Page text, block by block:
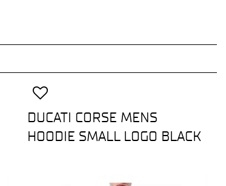
DUCATI CORSE MENS
HOODIE SMALL LOGO BLACK